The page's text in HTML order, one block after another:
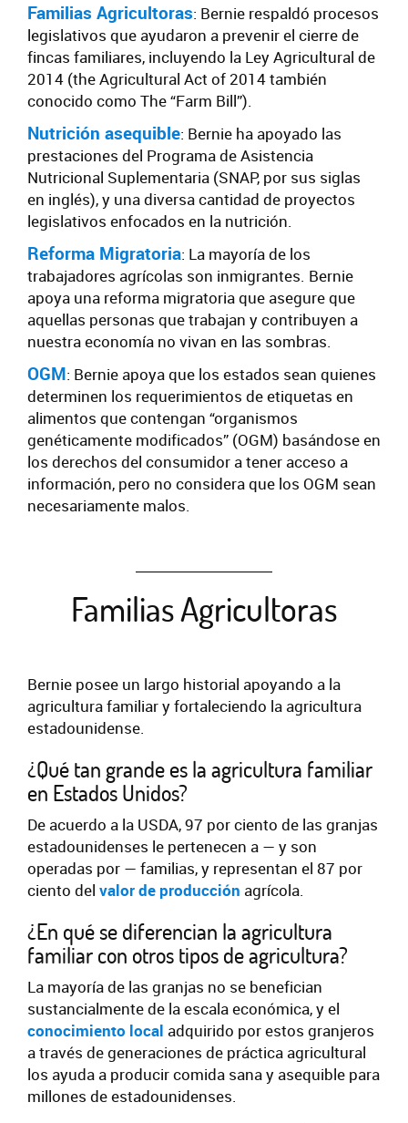
Familias Agricultoras: Bernie respaldó procesos
legislativos que ayudaron a prevenir el cierre de
fincas familiares, incluyendo la Ley Agricultural de
2014 (the Agricultural Act of 2014 también
conocido como The “Farm Bill”).
Nutrición asequible: Bernie ha apoyado las
prestaciones del Programa de Asistencia
Nutricional Suplementaria (SNAP, por sus siglas
en inglés), y una diversa cantidad de proyectos
legislativos enfocados en la nutrición.
Reforma Migratoria: La mayoría de los
trabajadores agrícolas son inmigrantes. Bernie
apoya una reforma migratoria que asegure que
aquellas personas que trabajan y contribuyen a
nuestra economía no vivan en las sombras.
OGM: Bernie apoya que los estados sean quienes
determinen los requerimientos de etiquetas en
alimentos que contengan “organismos
genéticamente modificados” (OGM) basándose en
los derechos del consumidor a tener acceso a
información, pero no considera que los OGM sean
necesariamente malos.
Familias Agricultoras
Bernie posee un largo historial apoyando a la
agricultura familiar y fortaleciendo la agricultura
estadounidense.
¿Qué tan grande es la agricultura familiar
en Estados Unidos?
De acuerdo a la USDA, 97 por ciento de las granjas
estadounidenses le pertenecen a — y son
operadas por — familias, y representan el 87 por
ciento del valor de producción agrícola.
¿En qué se diferencian la agricultura
familiar con otros tipos de agricultura?
La mayoría de las granjas no se benefician
sustancialmente de la escala económica, y el
conocimiento local adquirido por estos granjeros
a través de generaciones de práctica agricultural
los ayuda a producir comida sana y asequible para
millones de estadounidenses.